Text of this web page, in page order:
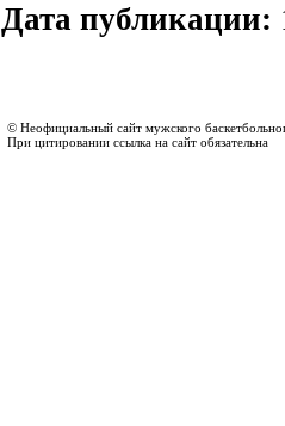
Дата публикации:
© Неофициальный сайт мужского
При цитировании ссылка на сайт обязательна